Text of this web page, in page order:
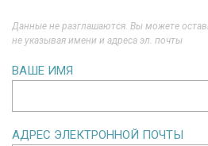
Данные не разглашаются. Вы можете
не указывая имени и адреса эл. почты
ВАШЕ ИМЯ
АДРЕС ЭЛЕКТРОННОЙ ПОЧТЫ